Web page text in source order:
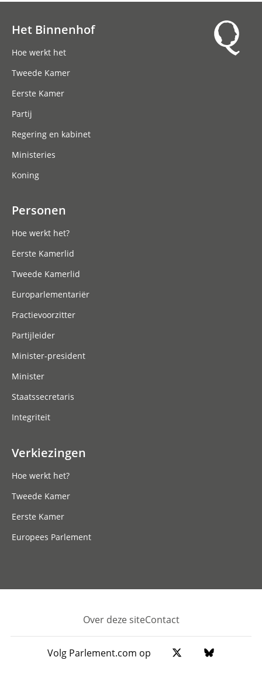
Het Binnenhof
Hoe werkt het
Tweede Kamer
Eerste Kamer
Partij
Regering en kabinet
Ministeries
Koning
Personen
Hoe werkt het?
Eerste Kamerlid
Tweede Kamerlid
Europarlementariër
Fractievoorzitter
Partijleider
Minister-president
Minister
Staatssecretaris
Integriteit
Verkiezingen
Hoe werkt het?
Tweede Kamer
Eerste Kamer
Europees Parlement
Footer
Over deze siteContact
Volg Parlement.com op